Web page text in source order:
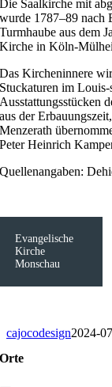
Die Saalkirche mit
wurde 1787–89
Turmhaube aus dem
Kirche in Köln-
Das Kircheninnere
Stuckaturen im
Ausstattungsstücken
aus der
Menzerath
Peter Heinrich
Quellenangaben:
Evangelische
Kirche
Monschau
cajocodesign2024-
Orte